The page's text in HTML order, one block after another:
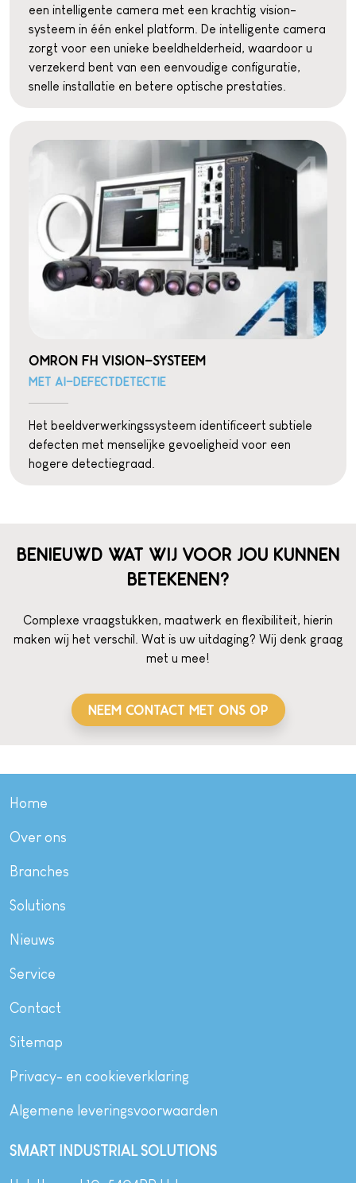
een intelligente camera met een krachtig vision-
systeem in één enkel platform. De intelligente camera
zorgt voor een unieke beeldhelderheid, waardoor u
verzekerd bent van een eenvoudige configuratie,
snelle installatie en betere optische prestaties.
OMRON FH VISION-SYSTEEM
MET AI-DEFECTDETECTIE
Het beeldverwerkingssysteem identificeert subtiele
defecten met menselijke gevoeligheid voor een
hogere detectiegraad.
BENIEUWD WAT WIJ VOOR JOU KUNNEN
BETEKENEN?
Complexe vraagstukken, maatwerk en flexibiliteit, hierin
maken wij het verschil. Wat is uw uitdaging? Wij denk graag
met u mee!
NEEM CONTACT MET ONS OP
Home
Over ons
Branches
Solutions
Nieuws
Service
Contact
Sitemap
Privacy- en cookieverklaring
Algemene leveringsvoorwaarden
SMART INDUSTRIAL SOLUTIONS